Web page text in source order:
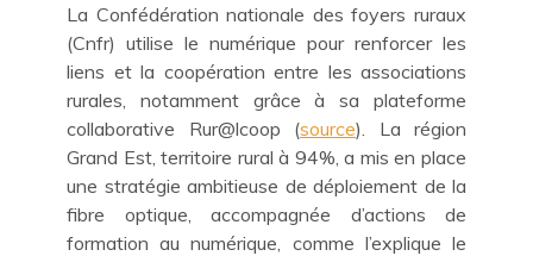
La Confédération nationale des foyers ruraux
(Cnfr) utilise le numérique pour renforcer les
liens et la coopération entre les associations
rurales, notamment grâce à sa plateforme
collaborative Rur@lcoop (source). La région
Grand Est, territoire rural à 94%, a mis en place
une stratégie ambitieuse de déploiement de la
fibre optique, accompagnée d’actions de
formation au numérique, comme l’explique le